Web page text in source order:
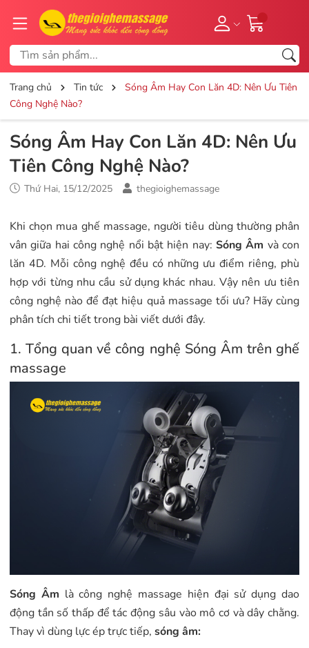
Trang chủ Tin tức
Sóng Âm Hay Con Lăn 4D: Nên Ưu Tiên
Công Nghệ Nào?
Sóng Âm Hay Con Lăn 4D: Nên Ưu
Tiên Công Nghệ Nào?
Thứ Hai, 15/12/2025 thegioighemassage
Khi chọn mua ghế massage, người tiêu dùng thường phân
vân giữa hai công nghệ nổi bật hiện nay: Sóng Âm và con
lăn 4D. Mỗi công nghệ đều có những ưu điểm riêng, phù
hợp với từng nhu cầu sử dụng khác nhau. Vậy nên ưu tiên
công nghệ nào để đạt hiệu quả massage tối ưu? Hãy cùng
phân tích chi tiết trong bài viết dưới đây.
1. Tổng quan về công nghệ Sóng Âm trên ghế
massage
Sóng Âm là công nghệ massage hiện đại sử dụng dao
động tần số thấp để tác động sâu vào mô cơ và dây chằng.
Thay vì dùng lực ép trực tiếp, sóng âm: